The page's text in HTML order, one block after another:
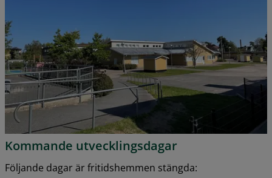
Kommande utvecklingsdagar
Följande dagar är fritidshemmen stängda: